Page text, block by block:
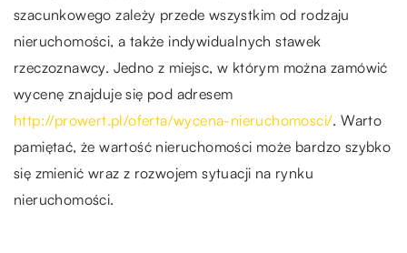
szacunkowego zależy przede wszystkim od rodzaju
nieruchomości, a także indywidualnych stawek
rzeczoznawcy. Jedno z miejsc, w którym można zamówić
wycenę znajduje się pod adresem
http://prowert.pl/oferta/wycena-nieruchomosci/. Warto
pamiętać, że wartość nieruchomości może bardzo szybko
się zmienić wraz z rozwojem sytuacji na rynku
nieruchomości.